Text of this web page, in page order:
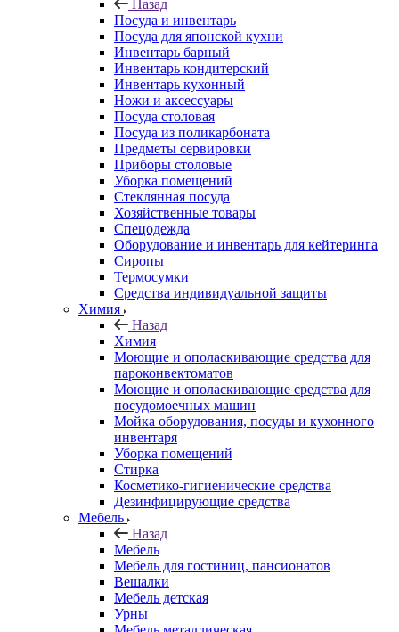
Назад
Посуда и инвентарь
Посуда для японской кухни
Инвентарь барный
Инвентарь кондитерский
Инвентарь кухонный
Ножи и аксессуары
Посуда столовая
Посуда из поликарбоната
Предметы сервировки
Приборы столовые
Уборка помещений
Стеклянная посуда
Хозяйственные товары
Спецодежда
Оборудование и инвентарь для кейтеринга
Сиропы
Термосумки
Средства индивидуальной защиты
Химия
Назад
Химия
Моющие и ополаскивающие средства для
пароконвектоматов
Моющие и ополаскивающие средства для
посудомоечных машин
Мойка оборудования, посуды и кухонного
инвентаря
Уборка помещений
Стирка
Косметико-гигиенические средства
Дезинфицирующие средства
Мебель
Назад
Мебель
Мебель для гостиниц, пансионатов
Вешалки
Мебель детская
Урны